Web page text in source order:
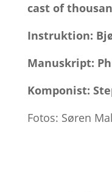
cast of
Instruktion:
Manuskript:
Komponist:
Fotos: Søren